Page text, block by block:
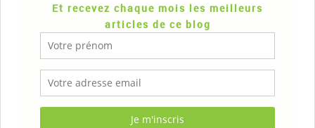
Et recevez chaque mois les meilleurs
articles de ce blog